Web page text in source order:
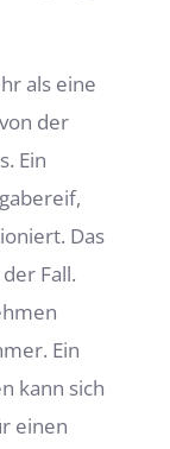
als eine
der
Ein
Das
Fall.
Ein
kann sich
einen